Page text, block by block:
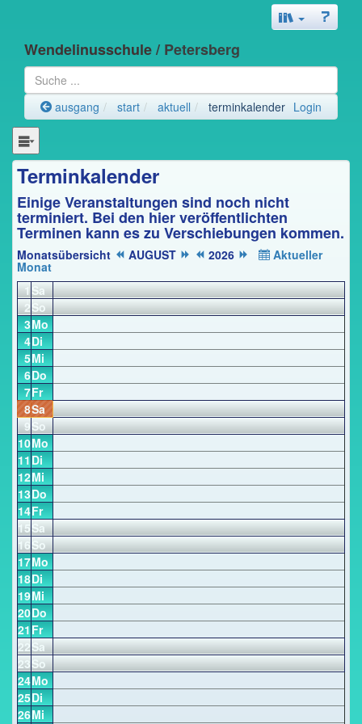
Wendelinusschule/ Petersberg
ausgang start aktuell terminkalender Login
Terminkalender
Einige Veranstaltungen sind noch nicht
terminiert. Bei den hier veröffentlichten
Terminen kann es zu Verschiebungen kommen.
Monatsübersicht AUGUST 2026 Aktueller
Monat
1Sa
2So
3Mo
4Di
5Mi
6Do
7Fr
8Sa
9So
10Mo
11Di
12Mi
13Do
14Fr
15Sa
16So
17Mo
18Di
19Mi
20Do
21Fr
22Sa
23So
24Mo
25Di
26Mi